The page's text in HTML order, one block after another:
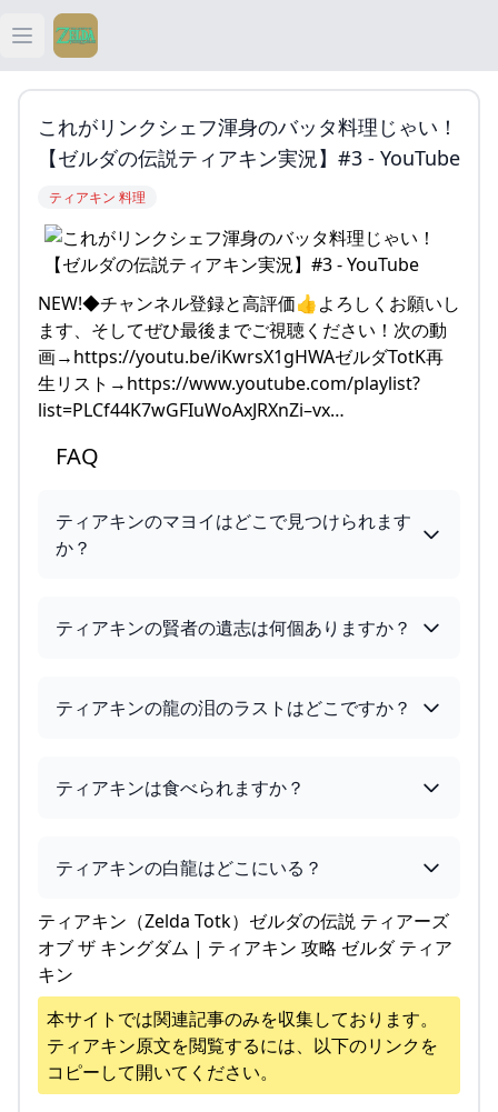
Open main menu
ティアキン
ティアキン 祠
ティアキン 攻略
これがリンクシェフ渾身のバッタ料理じゃい！
【ゼルダの伝説ティアキン実況】#3 - YouTube
ティアキン 料理
NEW!◆チャンネル登録と高評価👍よろしくお願いし
ます、そしてぜひ最後までご視聴ください！次の動
画→https://youtu.be/iKwrsX1gHWAゼルダTotK再
生リスト→https://www.youtube.com/playlist?
list=PLCf44K7wGFIuWoAxJRXnZi–vx…
FAQ
ティアキンのマヨイはどこで見つけられます
か？
ティアキンの賢者の遺志は何個ありますか？
ティアキンの龍の泪のラストはどこですか？
ティアキンは食べられますか？
ティアキンの白龍はどこにいる？
ティアキン（Zelda Totk）ゼルダの伝説 ティアーズ
オブ ザ キングダム | ティアキン 攻略 ゼルダ ティア
キン
本サイトでは関連記事のみを収集しております。
ティアキン原文を閲覧するには、以下のリンクを
コピーして開いてください。